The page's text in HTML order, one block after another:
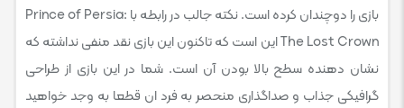
بازی را دوچندان کرده است. نکته جالب در رابطه با Prince of Persia:
The Lost Crown این است که تاکنون این بازی نقد منفی نداشته که
نشان دهنده سطح بالا بودن آن است. شما در این بازی از طراحی
گرافیکی جذاب و صداگذاری منحصر به فرد ان قطعا به وجد خواهید